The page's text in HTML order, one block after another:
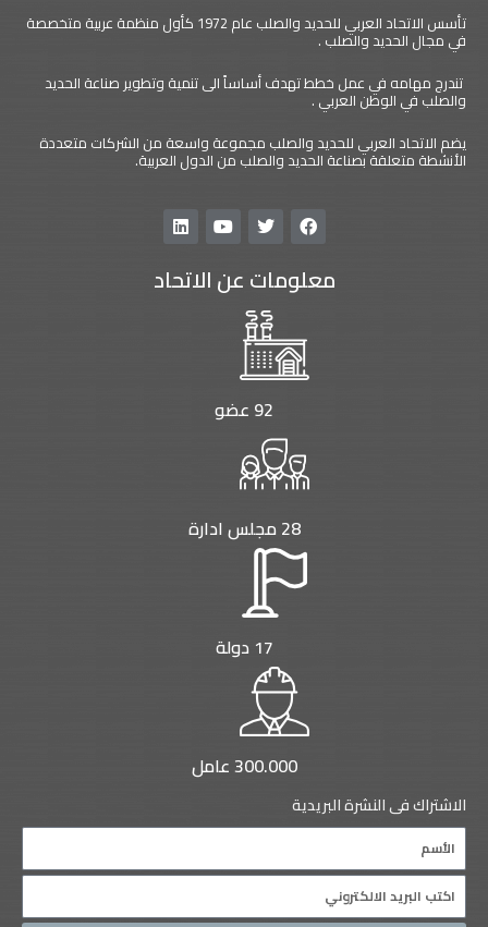
تأسس الاتحاد العربي للحديد والصلب عام 1972 كأول منظمة عربية متخصصة
في مجال الحديد والصلب .
تندرج مهامه في عمل خطط تهدف أساساً الى تنمية وتطوير صناعة الحديد
والصلب في الوطن العربي .
يضم الاتحاد العربي للحديد والصلب مجموعة واسعة من الشركات متعددة
الأنشطة متعلقة بصناعة الحديد والصلب من الدول العربية.
F
a
e
b
k
T
t
t
e
r
Y
o
t
u
L
i
k
e
معلومات عن الاتحاد
92 عضو
28 مجلس ادارة
17 دولة
300.000 عامل
الاشتراك فى النشرة البريدية
Name
Email